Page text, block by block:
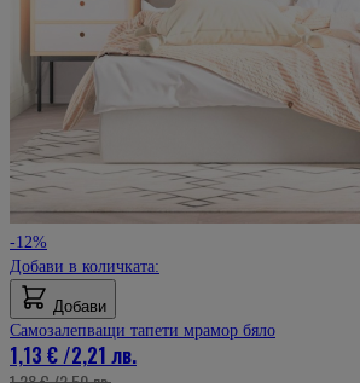
-12%
Добави в количката:
Добави
Самозалепващи тапети мрамор бяло
1,13 €/2,21 лв.